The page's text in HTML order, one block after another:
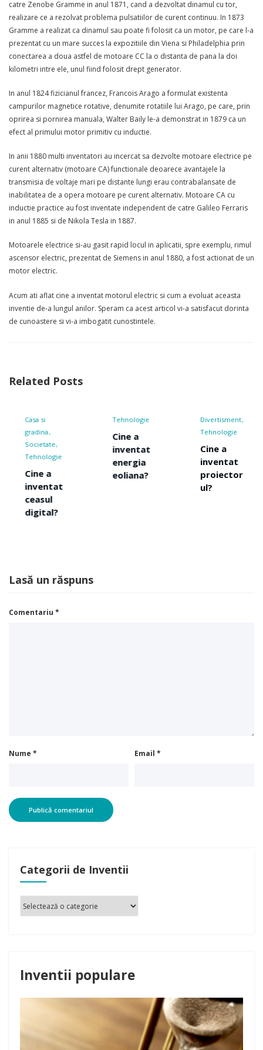
catre Zenobe Gramme in anul 1871, cand a dezvoltat dinamul cu tor,
realizare ce a rezolvat problema pulsatiilor de curent continuu. In 1873
Gramme a realizat ca dinamul sau poate fi folosit ca un motor, pe care l-a
prezentat cu un mare succes la expozitiile din Viena si Philadelphia prin
conectarea a doua astfel de motoare CC la o distanta de pana la doi
kilometri intre ele, unul fiind folosit drept generator.
In anul 1824 fizicianul francez, Francois Arago a formulat existenta
campurilor magnetice rotative, denumite rotatiile lui Arago, pe care, prin
oprirea si pornirea manuala, Walter Baily le-a demonstrat in 1879 ca un
efect al primului motor primitiv cu inductie.
In anii 1880 multi inventatori au incercat sa dezvolte motoare electrice pe
curent alternativ (motoare CA) functionale deoarece avantajele la
transmisia de voltaje mari pe distante lungi erau contrabalansate de
inabilitatea de a opera motoare pe curent alternativ. Motoare CA cu
inductie practice au fost inventate independent de catre Galileo Ferraris
in anul 1885 si de Nikola Tesla in 1887.
Motoarele electrice si-au gasit rapid locul in aplicatii, spre exemplu, rimul
ascensor electric, prezentat de Siemens in anul 1880, a fost actionat de un
motor electric.
Acum ati aflat cine a inventat motorul electric si cum a evoluat aceasta
inventie de-a lungul anilor. Speram ca acest articol vi-a satisfacut dorinta
de cunoastere si vi-a imbogatit cunostintele.
Related Posts
Cine a
inventat
energia
eoliana?
Divertisment
Cine a
inventat
proiector
Tehnologie
Transport
Cine a
inventat
roata?
Comentariu *